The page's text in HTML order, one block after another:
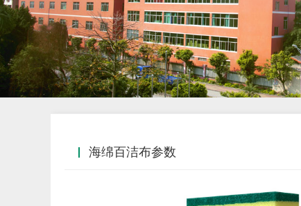
海绵百洁布参数